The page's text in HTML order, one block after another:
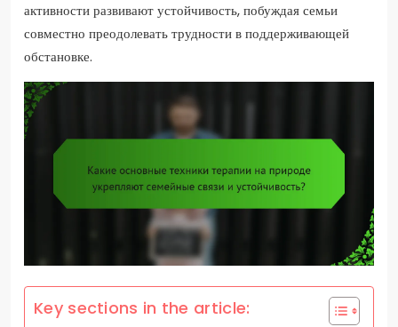
активности развивают устойчивость, побуждая семьи
совместно преодолевать трудности в поддерживающей
обстановке.
Key sections in the article: